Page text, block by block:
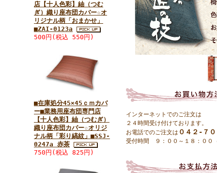
店【十人色彩】紬（つむ
ぎ）織り座布団カバー☆オ
リジナル柄「おまかせ」
■ZAI-0123a
500円(税込 550円)
■在庫処分45×45ｃｍカバ
ー■業務用座布団専門店
【十人色彩】紬（つむぎ）
織り座布団カバー☆オリジ
ナル柄「彩り縞紋」■SSJ-
0247a 赤茶
750円(税込 825円)
インターネットでのご注文は
２４時間受け付けております。
お電話でのご注文は ０４２-７
受付時間 ９：００～１８：００